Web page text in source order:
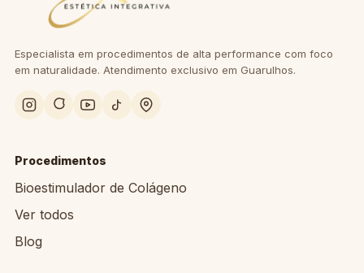
Especialista em procedimentos de alta performance com foco
em naturalidade. Atendimento exclusivo em Guarulhos.
Procedimentos
Bioestimulador de Colágeno
Ver todos
Blog